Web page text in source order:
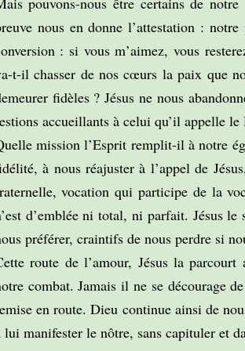
nous en donne l’attestation :
: si vous m’aimez, vous
t-il chasser de nos cœurs la paix que
fidèles ? Jésus ne nous
accueillants à celui qu’il appelle
mission l’Esprit remplit-il à notre
à nous réajuster à l’appel de
vocation qui participe de la
d’emblée ni total, ni parfait. Jésus
préférer, craintifs de nous perdre si
route de l’amour, Jésus la
combat. Jamais il ne se décourage
en route. Dieu continue ainsi de
lui manifester le nôtre, sans capituler et